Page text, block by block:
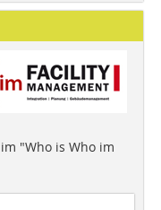
"Who is Who im